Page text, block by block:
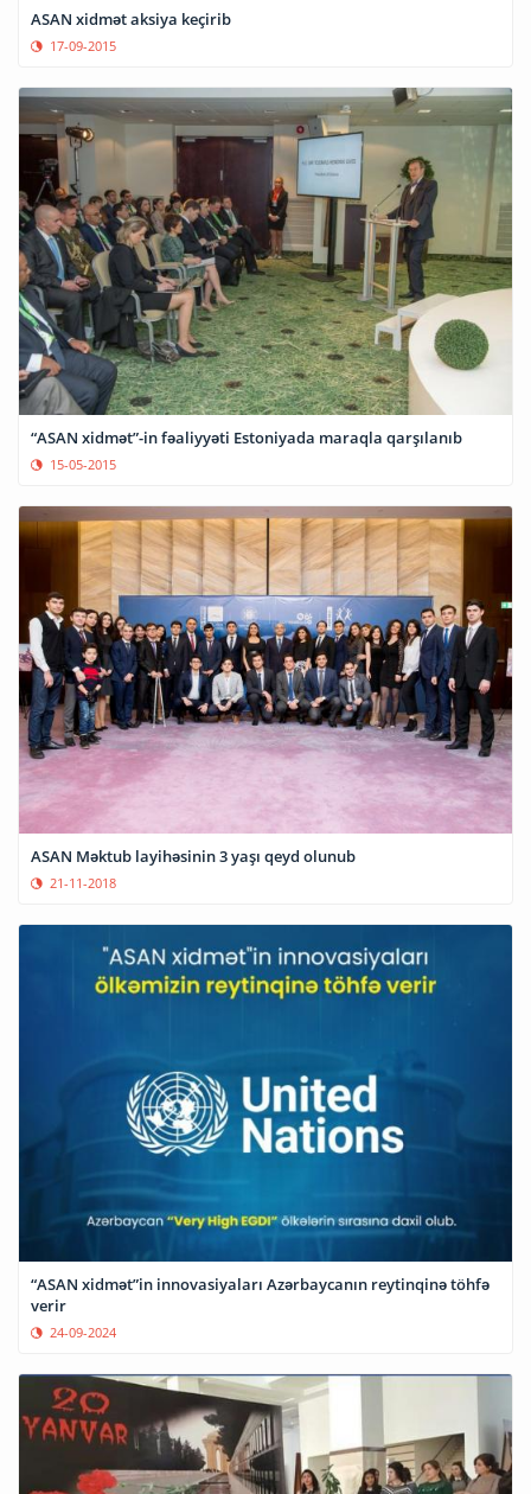
ASAN xidmət aksiya keçirib
17-09-2015
“ASAN xidmət”-in fəaliyyəti Estoniyada maraqla qarşılanıb
15-05-2015
ASAN Məktub layihəsinin 3 yaşı qeyd olunub
21-11-2018
“ASAN xidmət”in innovasiyaları Azərbaycanın reytinqinə töhfə
verir
24-09-2024